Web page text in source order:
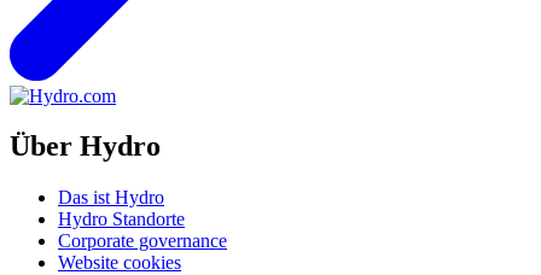
Über Hydro
Das ist Hydro
Hydro Standorte
Corporate governance
Website cookies